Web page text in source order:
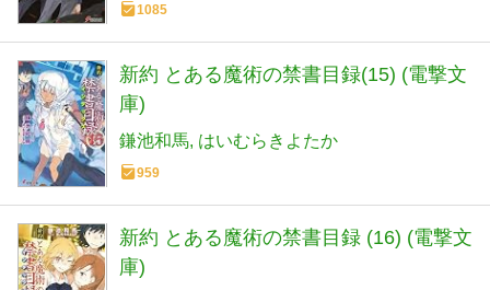
1085
新約 とある魔術の禁書目録(15) (電撃文
庫)
鎌池和馬 はいむらきよたか
959
新約 とある魔術の禁書目録 (16) (電撃文
庫)